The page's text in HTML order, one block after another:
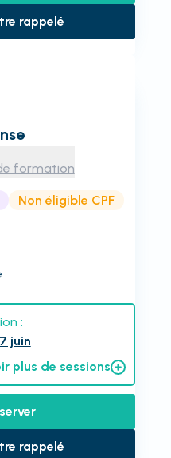
rappelé
formation
Non éligible CPF
:
juin
plus de sessions
rappelé